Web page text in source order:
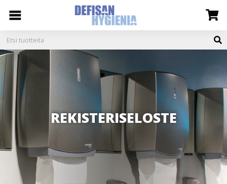
REKISTERISELOSTE